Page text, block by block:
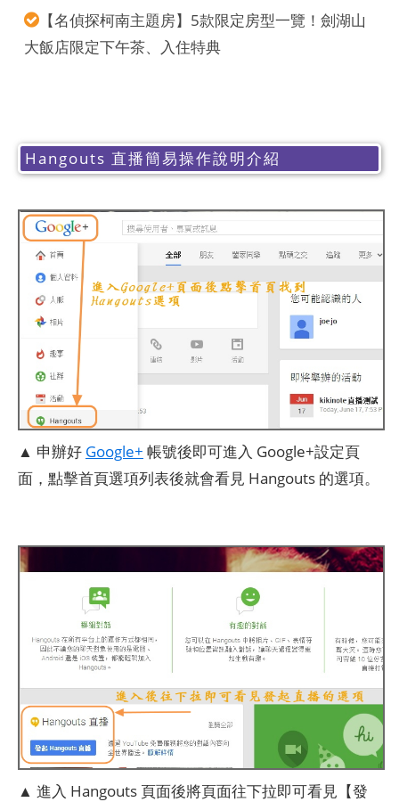
【名偵探柯南主題房】5款限定房型一覽！劍湖山
大飯店限定下午茶、入住特典
Hangouts 直播簡易操作說明介紹
▲ 申辦好 Google+ 帳號後即可進入 Google+設定頁
面，點擊首頁選項列表後就會看見 Hangouts 的選項。
▲ 進入 Hangouts 頁面後將頁面往下拉即可看見【發